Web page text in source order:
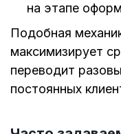
на этапе
Подобная
максимизирует
переводит
постоянных